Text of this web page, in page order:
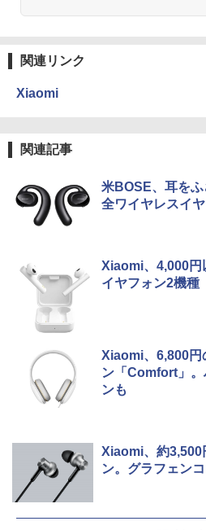
関連リンク
Xiaomi
関連記事
米BOSE、耳を
全ワイヤレスイ
Xiaomi、4,000円
イヤフォン2機種
Xiaomi、6,800円
ン「Comfort」。
ンも
Xiaomi、約3,500
ン。グラフェン